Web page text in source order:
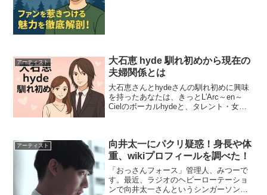
アーティスト
大石恵 hyde 馴れ初めから現在の
夫婦関係とは
大石恵さんとhydeさんの馴れ初めに興味
を持ったあなたは、きっとL'Arc～en～
Cielのボーカルhydeと、タレント・女優
レビ番...
アーティスト
向井太一にパクリ疑惑！身長や体
重、wikiプロフィールを調べた！
「おっさんフォース」管理人、みつーで
す。最近、ラジオのヘビーローテーショ
ンで向井太一さんというシンガーソング